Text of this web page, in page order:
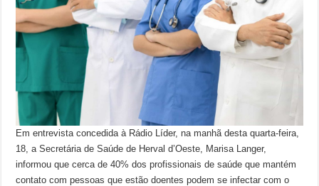
Em entrevista concedida à Rádio Líder, na manhã desta quarta-feira,
18, a Secretária de Saúde de Herval d’Oeste, Marisa Langer,
informou que cerca de 40% dos profissionais de saúde que mantém
contato com pessoas que estão doentes podem se infectar com o